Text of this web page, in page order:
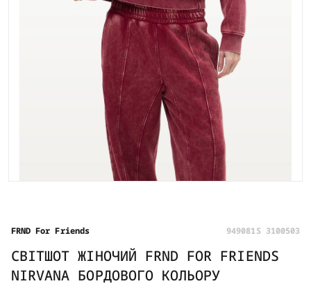
FRND For Friends 949081S 3100503
СВІТШОТ ЖІНОЧИЙ FRND FOR FRIENDS
NIRVANA БОРДОВОГО КОЛЬОРУ